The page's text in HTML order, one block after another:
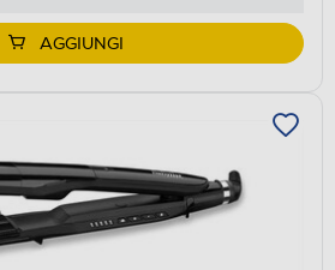
AGGIUNGI